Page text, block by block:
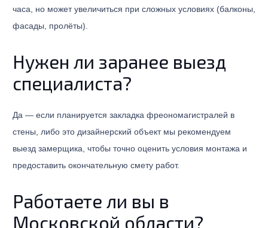
часа, но может увеличиться при сложных условиях (балконы,
фасады, пролёты).
Нужен ли заранее выезд
специалиста?
Да — если планируется закладка фреономагистралей в
стены, либо это дизайнерский объект мы рекомендуем
выезд замерщика, чтобы точно оценить условия монтажа и
предоставить окончательную смету работ.
Работаете ли вы в
Московской области?